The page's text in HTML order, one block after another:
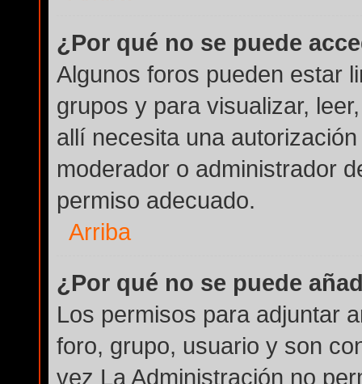
¿Por qué no se puede
Algunos foros pueden estar
grupos y para visualizar,
allí necesita una
moderador o administrador
permiso adecuado.
Arriba
¿Por qué no se puede
Los permisos para adjuntar
foro, grupo, usuario y son
vez La Administración no